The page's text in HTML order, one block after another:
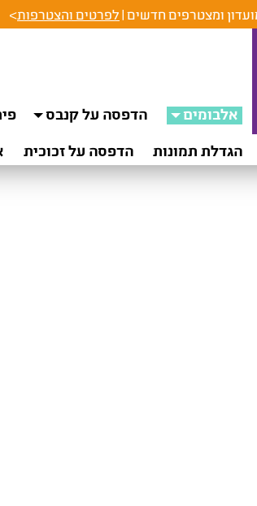
לפרטים והצטרפות>
אלבומים הדפסה על קנבס
הגדלת תמונות
הדפסה על זכוכית